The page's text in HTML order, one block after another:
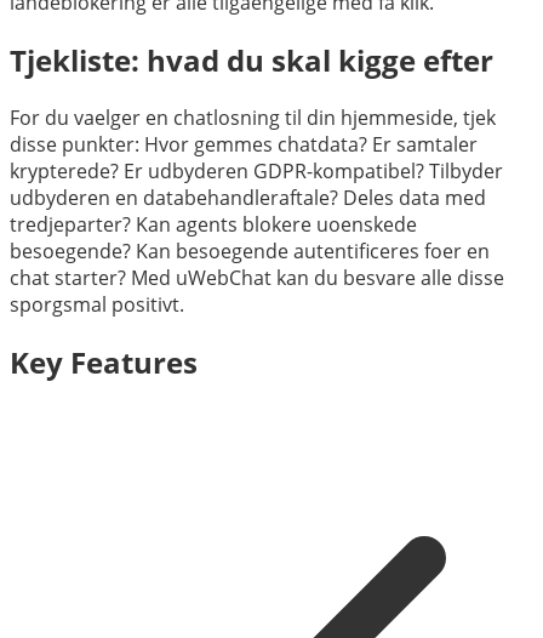
Tjekliste: hvad du skal kigge efter
For du vaelger en chatlosning til din hjemmeside, tjek
disse punkter: Hvor gemmes chatdata? Er samtaler
krypterede? Er udbyderen GDPR-kompatibel? Tilbyder
udbyderen en databehandleraftale? Deles data med
tredjeparter? Kan agents blokere uoenskede
besoegende? Kan besoegende autentificeres foer en
chat starter? Med uWebChat kan du besvare alle disse
sporgsmal positivt.
Key Features